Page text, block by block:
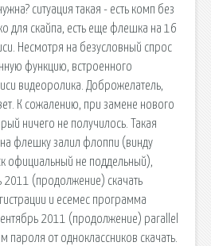
ситуация такая - есть комп без
для скайпа, есть еще флешка на 16
Несмотря на безусловный спрос
функцию, встроенного
видеоролика. Доброжелатель,
К сожалению, при замене нового
ничего не получилось. Такая
флешку залил флоппи (винду
официальный не поддельный),
2011 (продолжение) скачать
и есемес программа
2011 (продолжение) parallel
от одноклассников скачать.